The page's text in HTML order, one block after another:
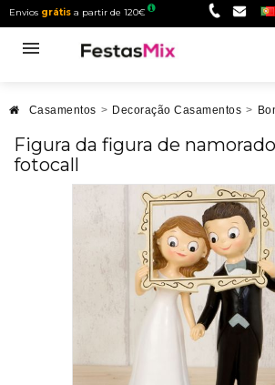
Envios grátis a partir de 120€
Casamentos > Decoração Casamentos >
Figura da figura de
fotocall